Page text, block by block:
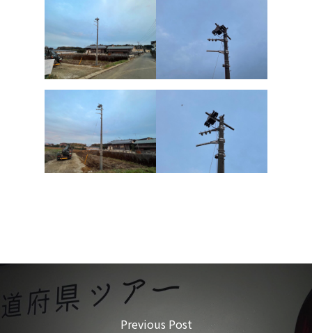
Previous Post